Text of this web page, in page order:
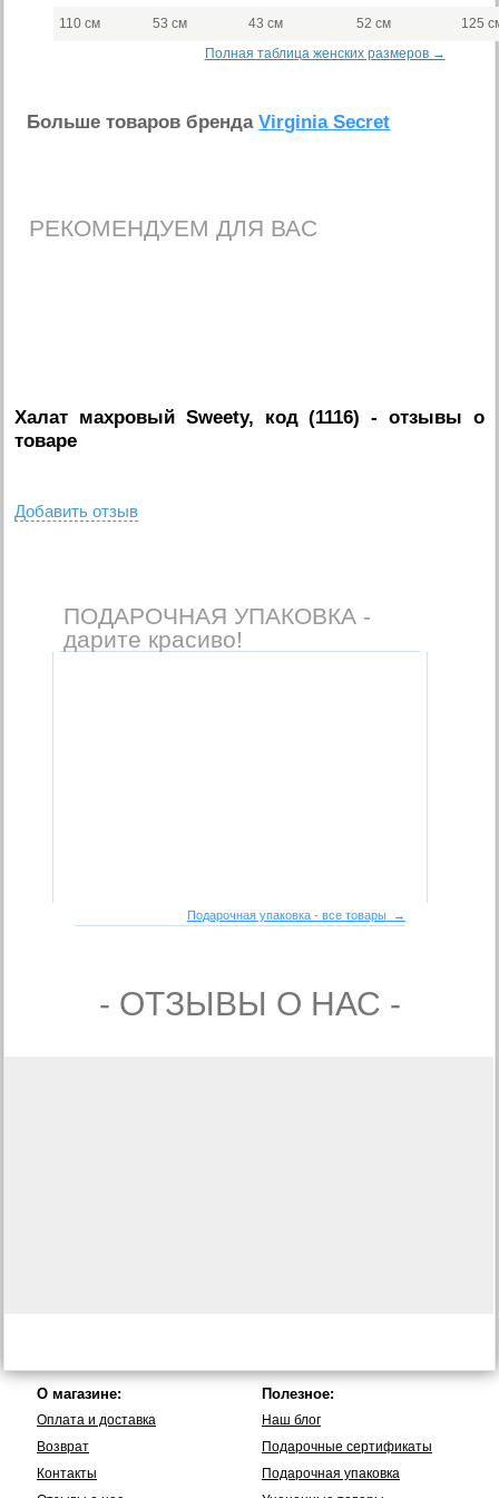
110 см 53 см 43 см 52 см
125
Полная таблица женских размеров →
Больше товаров брендаVirginia Secret
РЕКОМЕНДУЕМ ДЛЯ ВАС
Халат махровый Sweety, код (1116) - отзывы о
товаре
Добавить отзыв
ПОДАРОЧНАЯ УПАКОВКА -
дарите красиво!
Подарочная упаковка - все товары →
- ОТЗЫВЫ О НАС -
О магазине:
Оплата и доставка
Возврат
Контакты
Полезное:
Наш блог
Подарочные сертификаты
Подарочная упаковка